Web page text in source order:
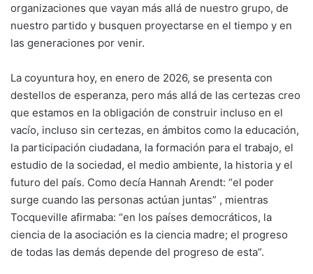
organizaciones que vayan más allá de nuestro grupo, de
nuestro partido y busquen proyectarse en el tiempo y en
las generaciones por venir.
La coyuntura hoy, en enero de 2026, se presenta con
destellos de esperanza, pero más allá de las certezas creo
que estamos en la obligación de construir incluso en el
vacío, incluso sin certezas, en ámbitos como la educación,
la participación ciudadana, la formación para el trabajo, el
estudio de la sociedad, el medio ambiente, la historia y el
futuro del país. Como decía Hannah Arendt: “el poder
surge cuando las personas actúan juntas” , mientras
Tocqueville afirmaba: “en los países democráticos, la
ciencia de la asociación es la ciencia madre; el progreso
de todas las demás depende del progreso de esta”.